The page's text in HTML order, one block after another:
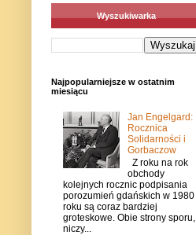
Wyszukiwarka
Najpopularniejsze w ostatnim
miesiącu
Jan Engelgard:
Rocznica
Solidarności i
Gorbaczow
Z roku na rok
obchody
kolejnych rocznic podpisania
porozumień gdańskich w 1980
roku są coraz bardziej
groteskowe. Obie strony sporu,
niczy...